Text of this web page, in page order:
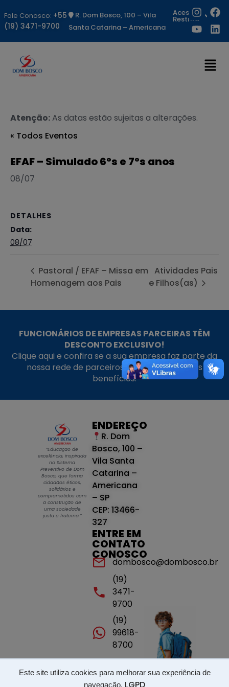
Este site utiliza cookies para melhorar sua experiência de
navegação.
Fale Conosco: +55
(19) 3471-9700
R. Dom Bosco, 100 – Vila
Santa Catarina – Americana
Acesso
Restrito
Atenção:As datas estão sujeitas a alterações.
« Todos Eventos
EFAF – Simulado 6ºs e 7ºs anos
08/07
DETALHES
Data:
08/07
Pastoral / EFAF – Missa em
Homenagem aos Pais
Atividades Pais
e Filhos(as)
FUNCIONÁRIOS DE EMPRESAS PARCEIRAS TÊM
DESCONTO EXCLUSIVO!
Clique aqui e confira se a sua empresa faz parte da
nossa rede de parceiros e aproveite nossos
benefícios.
“Educação de
excelência, inspirada
no Sistema
Preventivo de Dom
Bosco, que forma
cidadãos éticos,
solidários e
comprometidos com
a construção de
uma sociedade
justa e fraterna.”
ENDEREÇO
R. Dom
Bosco, 100 –
Vila Santa
Catarina –
Americana
– SP
CEP: 13466-
327
ENTRE EM
CONTATO
CONOSCO
dombosco@dombosco.br
(19)
3471-
9700
(19)
99618-
8700
Portal de transparência - ISSP - LGPD